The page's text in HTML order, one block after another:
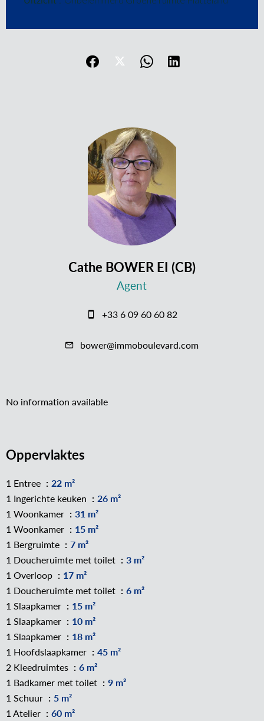
Cathe BOWER EI (CB)
Agent
+33 6 09 60 60 82
bower@immoboulevard.com
No information available
Oppervlaktes
1 Entree
22 m²
1 Ingerichte keuken
26 m²
1 Woonkamer
31 m²
1 Woonkamer
15 m²
1 Bergruimte
7 m²
1 Doucheruimte met toilet
3 m²
1 Overloop
17 m²
1 Doucheruimte met toilet
6 m²
1 Slaapkamer
15 m²
1 Slaapkamer
10 m²
1 Slaapkamer
18 m²
1 Hoofdslaapkamer
45 m²
2 Kleedruimtes
6 m²
1 Badkamer met toilet
9 m²
1 Schuur
5 m²
1 Atelier
60 m²